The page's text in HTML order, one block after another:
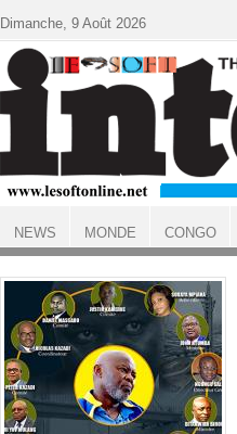
ACCUEIL
Dimanche, 9 Août 2026
NEWS MONDE CONGO